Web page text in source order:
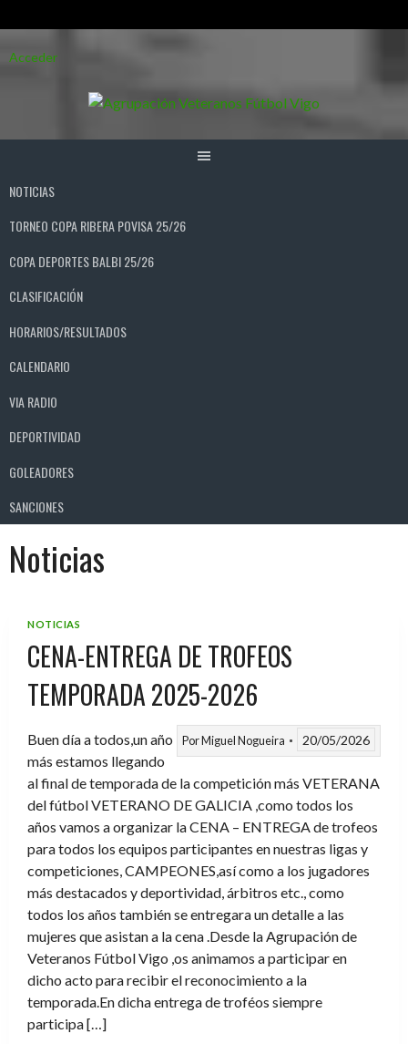
alAcceder
NOTICIAS
TORNEO COPA RIBERA POVISA 25/26
COPA DEPORTES BALBI 25/26
CLASIFICACIÓN
HORARIOS/RESULTADOS
CALENDARIO
VIA RADIO
DEPORTIVIDAD
GOLEADORES
SANCIONES
Noticias
NOTICIAS
CENA-ENTREGA DE TROFEOS
TEMPORADA 2025-2026
PorMiguel Nogueira 20/05/2026
Buen día a todos,un año
más estamos llegando
al final de temporada de la competición más VETERANA
del fútbol VETERANO DE GALICIA ,como todos los
años vamos a organizar la CENA – ENTREGA de trofeos
para todos los equipos participantes en nuestras ligas y
competiciones, CAMPEONES,así como a los jugadores
más destacados y deportividad, árbitros etc., como
todos los años también se entregara un detalle a las
mujeres que asistan a la cena .Desde la Agrupación de
Veteranos Fútbol Vigo ,os animamos a participar en
dicho acto para recibir el reconocimiento a la
temporada.En dicha entrega de troféos siempre
participa […]